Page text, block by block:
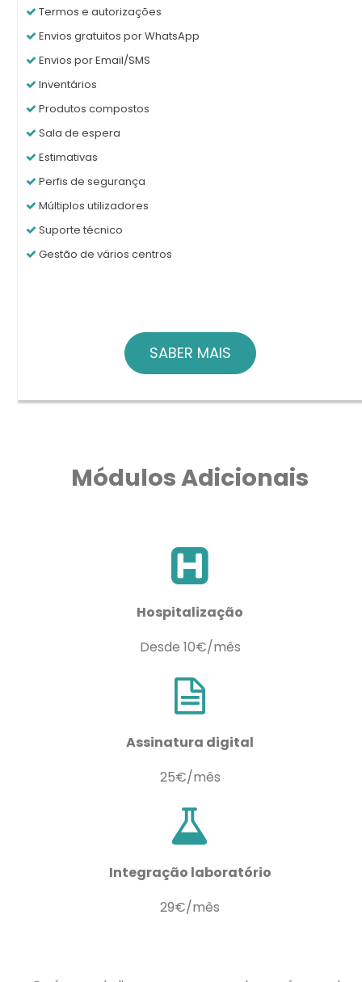
Termos e autorizações
Envios gratuitos por WhatsApp
Envios por Email/SMS
Inventários
Produtos compostos
Sala de espera
Estimativas
Perfis de segurança
Múltiplos utilizadores
Suporte técnico
Gestão de vários centros
SABER MAIS
Módulos Adicionais
Hospitalização
Desde 10€/mês
Assinatura digital
25€/mês
Integração laboratório
29€/mês